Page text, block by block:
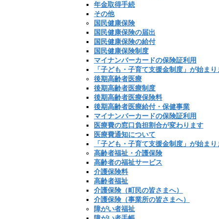
年金取得手続
その他
国民健康保険
国民健康保険の届出
国民健康保険の給付
国民健康保険制度
マイナンバーカードの保険証利用
「子ども・子育て支援金制度」が始まり
後期高齢者医療
後期高齢者医療制度
後期高齢者医療保険料
後期高齢者医療給付・保健事業
マイナンバーカードの保険証利用
医療費の窓口負担割合が変わります
医療費通知について
「子ども・子育て支援金制度」が始まり
高齢者福祉・介護保険
高齢者の福祉サービス
介護保険料
高齢者福祉
介護保険（町民の皆さまへ）
介護保険（事業所の皆さまへ）
障がい者福祉